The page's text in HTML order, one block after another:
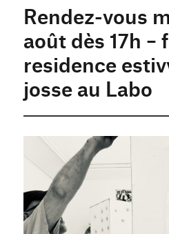
Rendez-vous
août dès 17h –
residence
josse au Labo